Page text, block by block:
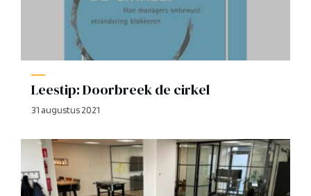
Leestip: Doorbreek de cirkel
31 augustus 2021